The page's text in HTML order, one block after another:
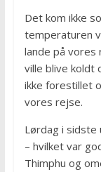
og
Morten
Det kom ikke
temperaturen
lande på
ville blive koldt
ikke forestillet
vores rejse.
Lørdag i sidste
– hvilket var
Thimphu og